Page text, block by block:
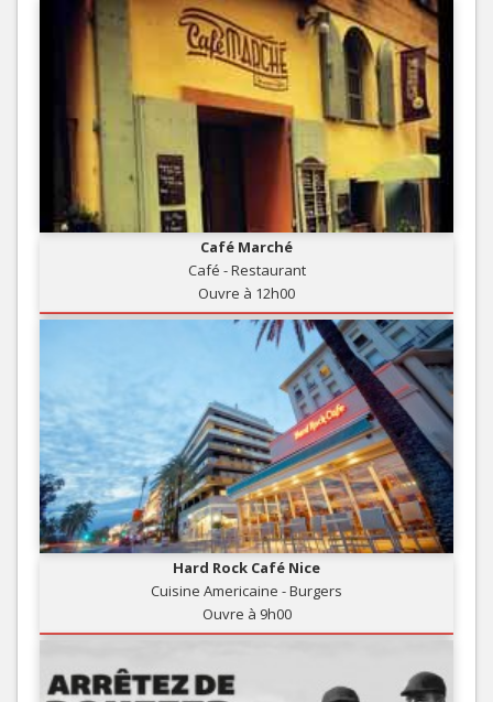
Café Marché
Café - Restaurant
Ouvre à 12h00
Hard Rock Café Nice
Cuisine Americaine - Burgers
Ouvre à 9h00